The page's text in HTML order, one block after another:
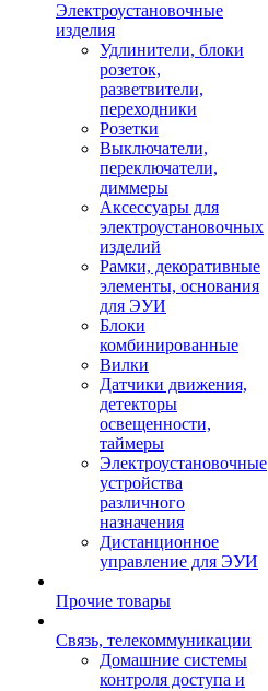
Электроустановочные
изделия
Удлинители, блоки
розеток,
разветвители,
переходники
Розетки
Выключатели,
переключатели,
диммеры
Аксессуары для
электроустановочных
изделий
Рамки, декоративные
элементы, основания
для ЭУИ
Блоки
комбинированные
Вилки
Датчики движения,
детекторы
освещенности,
таймеры
Электроустановочные
устройства
различного
назначения
Дистанционное
управление для ЭУИ
Прочие товары
Связь, телекоммуникации
Домашние системы
контроля доступа и